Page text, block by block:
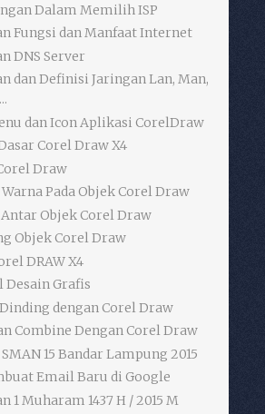
Dalam Memilih ISP
Fungsi dan Manfaat Internet
DNS Server
dan Definisi Jaringan Lan, Man,
dan Icon Aplikasi CorelDraw
Corel Draw X4
Draw
Pada Objek Corel Draw
Objek Corel Draw
Objek Corel Draw
DRAW X4
Desain Grafis
dengan Corel Draw
Combine Dengan Corel Draw
SMAN 15 Bandar Lampung 2015
Email Baru di Google
1 Muharam 1437 H / 2015 M